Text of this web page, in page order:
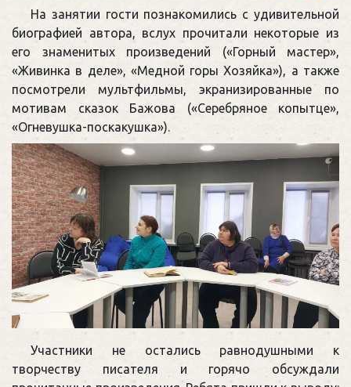
На занятии гости познакомились с удивительной
биографией автора, вслух прочитали некоторые из
его знаменитых произведений («Горный мастер»,
«Живинка в деле», «Медной горы Хозяйка»), а также
посмотрели мультфильмы, экранизированные по
мотивам сказок Бажова («Серебряное копытце»,
«Огневушка-поскакушка»).
Участники не остались равнодушными к
творчеству писателя и горячо обсуждали